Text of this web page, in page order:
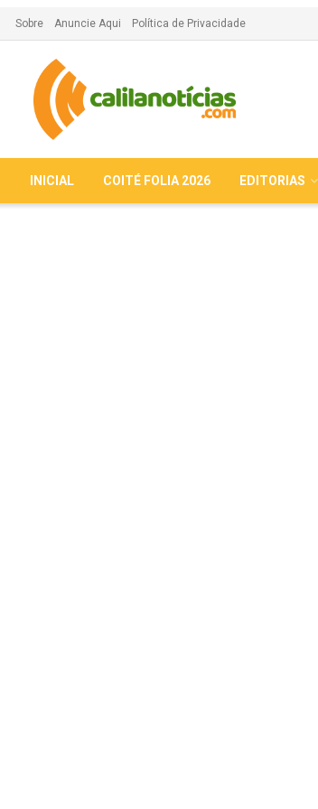
Sobre Anuncie Aqui Política de Privacidade
INICIAL COITÉ FOLIA 2026 EDITORIAS